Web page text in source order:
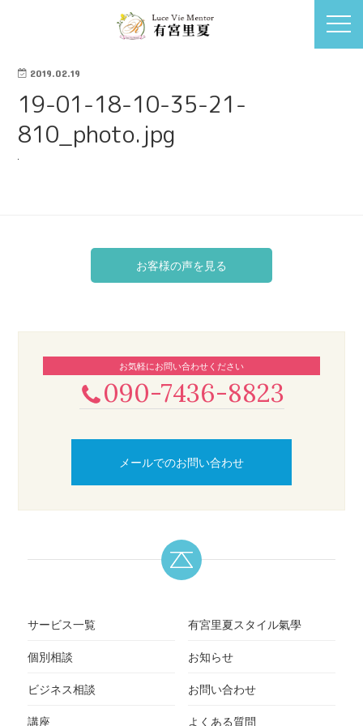
2019.02.19
19-01-18-10-35-21-
810_photo.jpg
お客様の声を見る
お気軽にお問い合わせください
090-7436-8823
メールでのお問い合わせ
サービス一覧
個別相談
ビジネス相談
講座
有宮里夏スタイル氣學
お知らせ
お問い合わせ
よくある質問